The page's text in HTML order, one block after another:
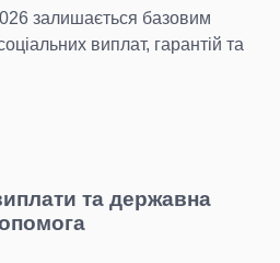
залишається базовим
виплат, гарантій та
та державна